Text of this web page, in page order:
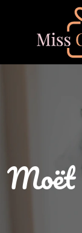
Moët